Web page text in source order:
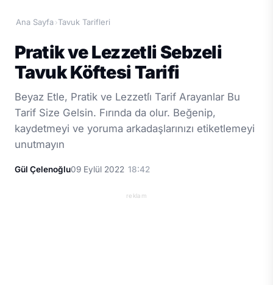
Ana Sayfa ›Tavuk Tarifleri
Pratik ve Lezzetli Sebzeli
Tavuk Köftesi Tarifi
Beyaz Etle, Pratik ve Lezzetli̇ Tarif Arayanlar Bu
Tarif Size Gelsin. Fırında da olur. Beğenip,
kaydetmeyi ve yoruma arkadaşlarınızı etiketlemeyi
unutmayın
Gül Çelenoğlu09 Eylül 2022 18:42
reklam